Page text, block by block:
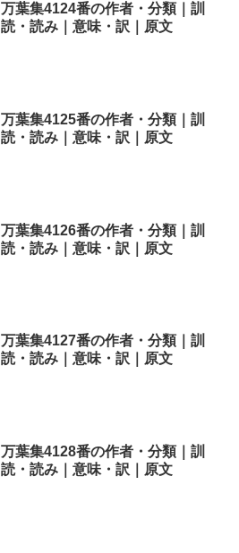
万葉集4124番の作者・分類｜訓
読・読み｜意味・訳｜原文
万葉集4125番の作者・分類｜訓
読・読み｜意味・訳｜原文
万葉集4126番の作者・分類｜訓
読・読み｜意味・訳｜原文
万葉集4127番の作者・分類｜訓
読・読み｜意味・訳｜原文
万葉集4128番の作者・分類｜訓
読・読み｜意味・訳｜原文